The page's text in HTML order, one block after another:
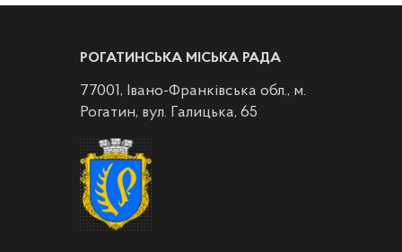
РОГАТИНСЬКА МІСЬКА РАДА
77001, Івано-Франківська обл., м.
Рогатин, вул. Галицька, 65